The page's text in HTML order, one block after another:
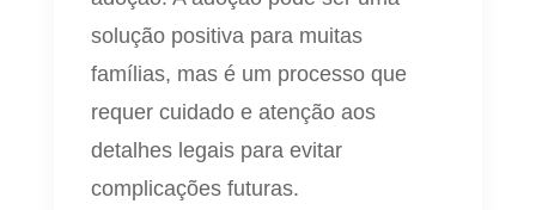
solução positiva para muitas
famílias, mas é um processo que
requer cuidado e atenção aos
detalhes legais para evitar
complicações futuras.